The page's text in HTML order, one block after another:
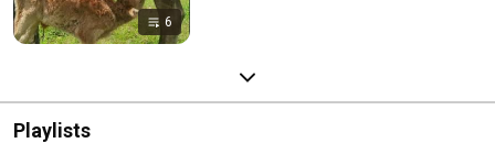
6
Playlists